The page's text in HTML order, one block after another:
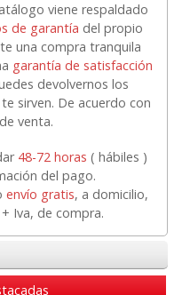
viene respaldado
de garantía del propio
una compra tranquila
garantía de satisfacción
devolvernos los
sirven. De acuerdo con
venta.
48-72 horas ( hábiles )
del pago.
envío gratis, a domicilio,
Iva, de compra.